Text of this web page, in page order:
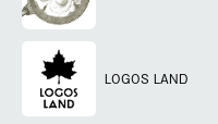
LOGOS LAND